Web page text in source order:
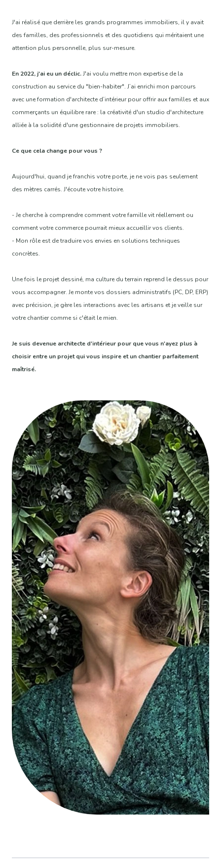
J'ai réalisé que derrière les grands programmes immobiliers, il y avait
des familles, des professionnels et des quotidiens qui méritaient une
attention plus personnelle, plus sur-mesure.
En 2022, j'ai eu un déclic.J'ai voulu mettre mon expertise de la
construction au service du "bien-habiter". J’ai enrichi mon parcours
avec une formation d'architecte d’intérieur pour offrir aux familles et aux
commerçants un équilibre rare : la créativité d'un studio d'architecture
alliée à la solidité d'une gestionnaire de projets immobiliers.
Ce que cela change pour vous ?
Aujourd'hui, quand je franchis votre porte, je ne vois pas seulement
des mètres carrés. J'écoute votre histoire.
- Je cherche à comprendre comment votre famille vit réellement ou
comment votre commerce pourrait mieux accueillir vos clients.
- Mon rôle est de traduire vos envies en solutions techniques
concrètes.
Une fois le projet dessiné, ma culture du terrain reprend le dessus pour
vous accompagner. Je monte vos dossiers administratifs (PC, DP, ERP)
avec précision, je gère les interactions avec les artisans et je veille sur
votre chantier comme si c'était le mien.
Je suis devenue architecte d'intérieur pour que vous n'ayez plus à
choisir entre un projet qui vous inspire et un chantier parfaitement
maîtrisé.